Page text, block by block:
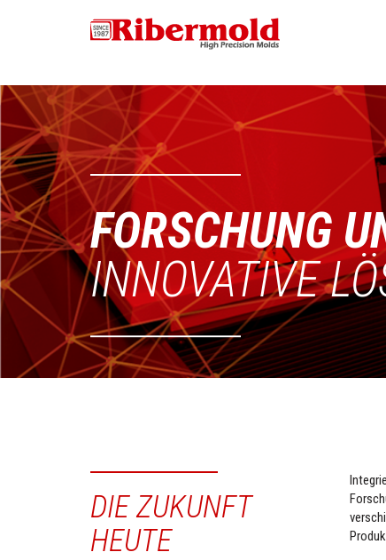
FORSCHUNG
INNOVATIVE
DIE ZUKUNFT
HEUTE